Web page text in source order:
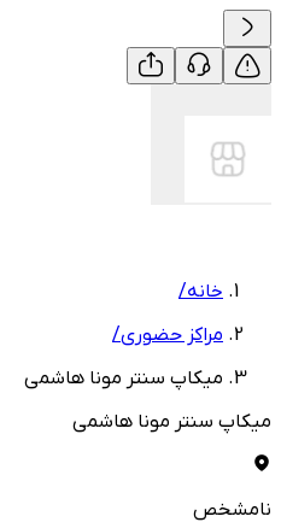
خانه/
مراکز حضوری/
میکاپ سنتر مونا هاشمی
میکاپ سنتر مونا هاشمی
نامشخص